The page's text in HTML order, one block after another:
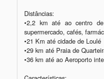
Distâncias:
•2,2 km até ao centro
supermercado, cafés,
•21 Km até cidade de Loulé
•29 km até Praia de
•36 km até ao Aeroporto